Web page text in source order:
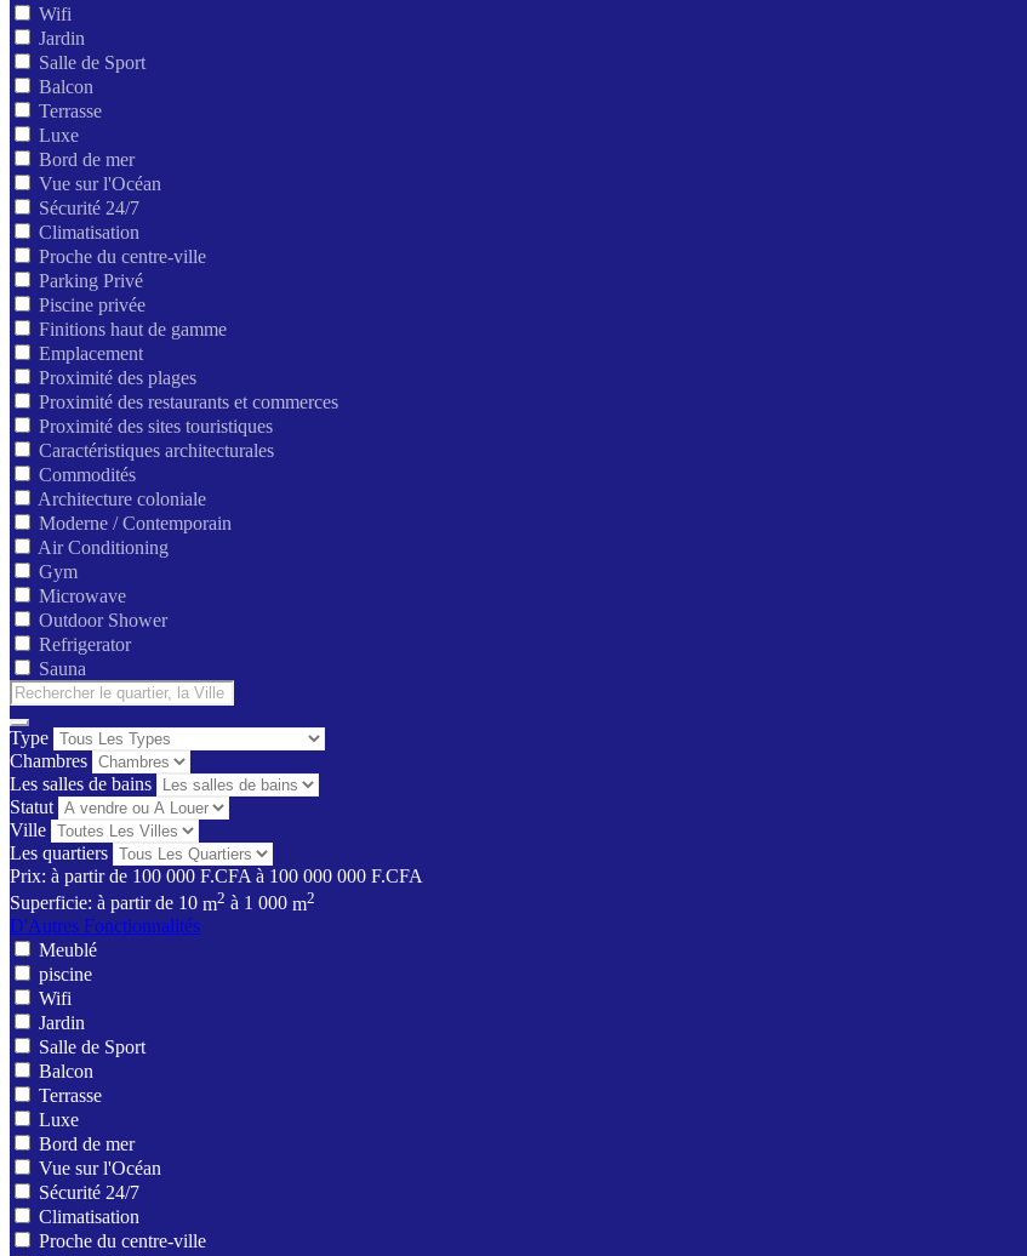
Wifi
Jardin
Salle de Sport
Balcon
Terrasse
Luxe
Bord de mer
Vue sur l'Océan
Sécurité 24/7
Climatisation
Proche du centre-ville
Parking Privé
Piscine privée
Finitions haut de gamme
Emplacement
Proximité des plages
Proximité des restaurants et commerces
Proximité des sites touristiques
Caractéristiques architecturales
Commodités
Architecture coloniale
Moderne / Contemporain
Air Conditioning
Gym
Microwave
Outdoor Shower
Refrigerator
Sauna
Type
Chambres
Les salles de bains
Statut
Ville
Les quartiers
Prix: à partir de 100 000 F.CFA à 100 000 000 F.CFA
Superficie: à partir de 10 m2 à 1 000 m2
D'Autres Fonctionnalités
Meublé
piscine
Wifi
Jardin
Salle de Sport
Balcon
Terrasse
Luxe
Bord de mer
Vue sur l'Océan
Sécurité 24/7
Climatisation
Proche du centre-ville